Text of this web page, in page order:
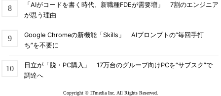
「AIがコードを書く時代、新職種FDEが需要増」 7割のエンジニア
が思う理由
Google Chromeの新機能「Skills」 AIプロンプトの“毎回手打
ち”を不要に
日立が「脱・PC購入」 17万台のグループ向けPCを“サブスク”で
調達へ
Copyright © ITmedia Inc. All Rights Reserved.